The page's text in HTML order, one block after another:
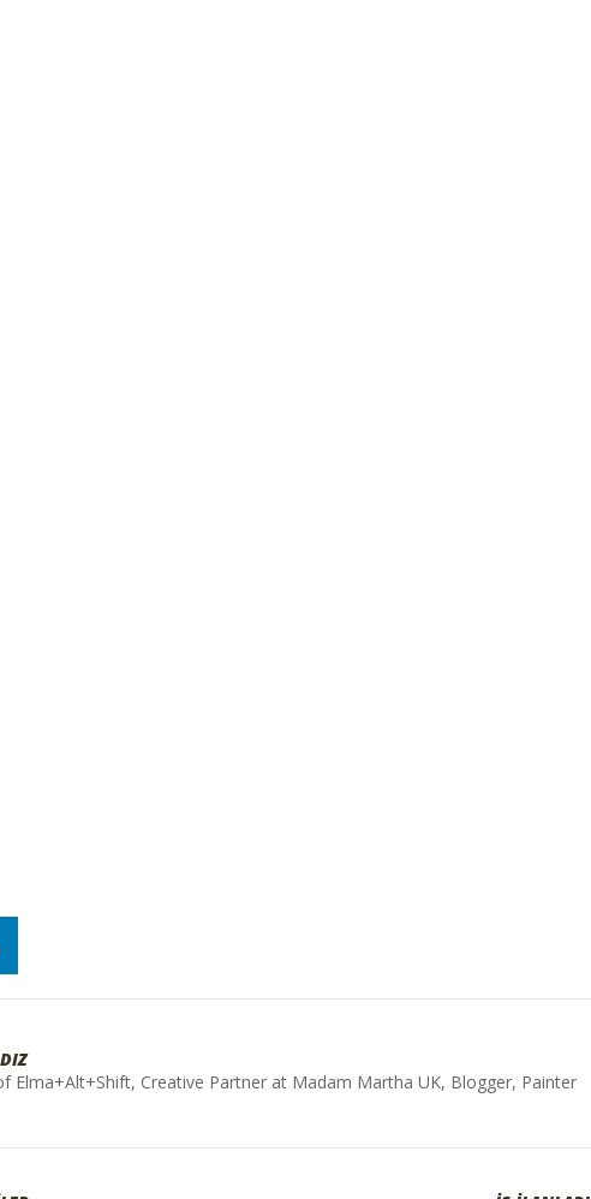
Elma+Alt+Shift, Creative Partner at Madam Martha UK, Blogger, Painter